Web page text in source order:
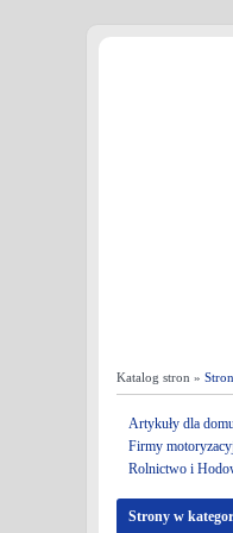
Katalog stron »
Artykuły dla
Firmy
Rolnictwo i
Strony w